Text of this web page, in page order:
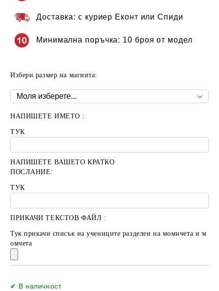
Доставка: с куриер Еконт или Спиди
Минимална поръчка: 10 броя от модел
Избери размер на магнита:
НАПИШЕТЕ ИМЕТО :
ТУК
НАПИШЕТЕ ВАШЕТО КРАТКО
ПОСЛАНИЕ:
ТУК
ПРИКАЧИ ТЕКСТОВ ФАЙЛ :
Тук прикачи списък на учениците разделен на момичета и м
омчета
✔ В наличност